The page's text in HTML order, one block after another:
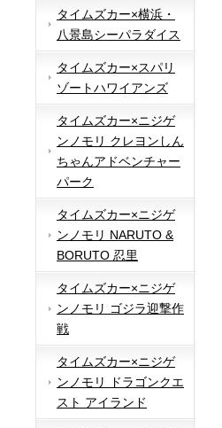
タイムズカー×横浜・
八景島シーパラダイス
タイムズカー×スパリ
ゾートハワイアンズ
タイムズカー×ニジゲ
ンノモリ クレヨンしん
ちゃんアドベンチャー
パーク
タイムズカー×ニジゲ
ンノモリ NARUTO &
BORUTO 忍里
タイムズカー×ニジゲ
ンノモリ ゴジラ迎撃作
戦
タイムズカー×ニジゲ
ンノモリ ドラゴンクエ
スト アイランド